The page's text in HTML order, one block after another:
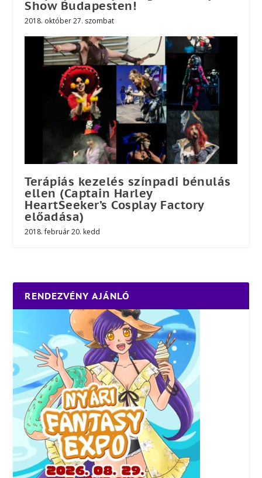
Show Budapesten!
2018. október 27. szombat
Terápiás kezelés színpadi bénulás
ellen (Captain Harley
HeartSeeker’s Cosplay Factory
előadása)
2018. február 20. kedd
RENDEZVÉNY AJÁNLÓ